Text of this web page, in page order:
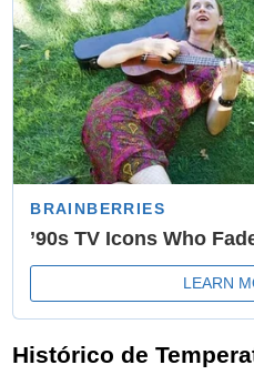
Histórico de